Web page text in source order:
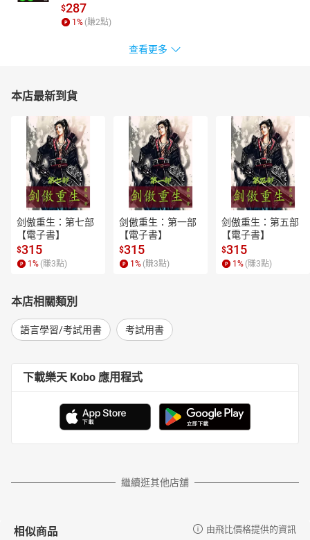
$287
1 % (賺2點)
查看更多
本店最新到貨
剑傲重生：第七部
【電子書】
$315
1 % (賺3點)
剑傲重生：第一部
【電子書】
$315
1 % (賺3點)
剑傲重生：第五部
【電子書】
$315
1 % (賺3點)
本店相關類別
語言學習/考試用書 考試用書
下載樂天 Kobo 應用程式
繼續逛其他店舖
相似商品 由飛比價格提供的資訊